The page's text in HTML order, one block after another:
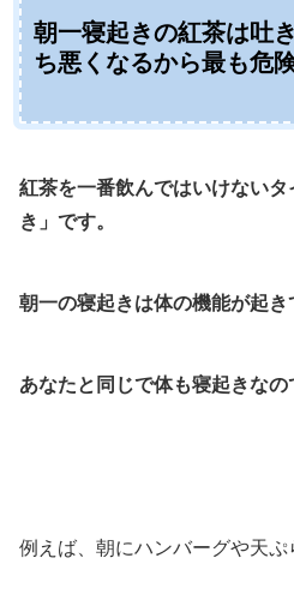
朝一寝起きの紅茶は吐
ち悪くなるから最も危
紅茶を一番飲んではいけない
き」です。
朝一の寝起きは体の機能が起き
あなたと同じで体も寝起きなの
例えば、朝にハンバーグや天ぷ